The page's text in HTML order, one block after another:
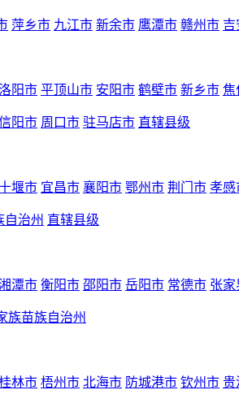
萍乡市 九江市 新余市 鹰潭市 赣州市 吉
阳市 平顶山市 安阳市 鹤壁市 新乡市 焦
阳市 周口市 驻马店市 直辖县级
堰市 宜昌市 襄阳市 鄂州市 荆门市 孝感
自治州 直辖县级
潭市 衡阳市 邵阳市 岳阳市 常德市 张家
族苗族自治州
林市 梧州市 北海市 防城港市 钦州市 贵